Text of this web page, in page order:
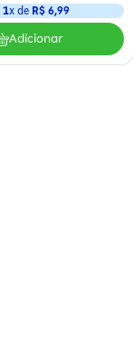
1x de R$ 6,99
Adicionar